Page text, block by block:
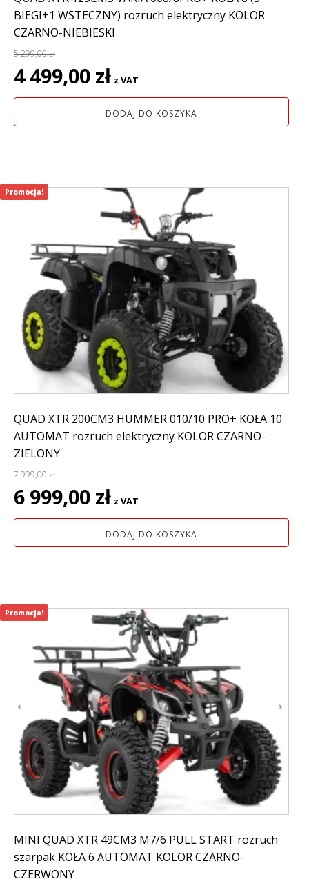
BIEGI+1 WSTECZNY) rozruch elektryczny KOLOR
CZARNO-NIEBIESKI
5 299,00zł
Pierwotna
cena
wynosiła:
4 499,00 zł cena
wynosi:
4
z VAT
DODAJ DO KOSZYKA
QUAD XTR 200CM3 HUMMER 010/10 PRO+ KOŁA 10
AUTOMAT rozruch elektryczny KOLOR CZARNO-
ZIELONY
7 999,00zł
Pierwotna
cena
wynosiła:
6 999,00 zł cena
wynosi:
6
z VAT
DODAJ DO KOSZYKA
Promocja!
MINI QUAD XTR 49CM3 M7/6 PULL START rozruch
szarpak KOŁA 6 AUTOMAT KOLOR CZARNO-
CZERWONY
Promocja!